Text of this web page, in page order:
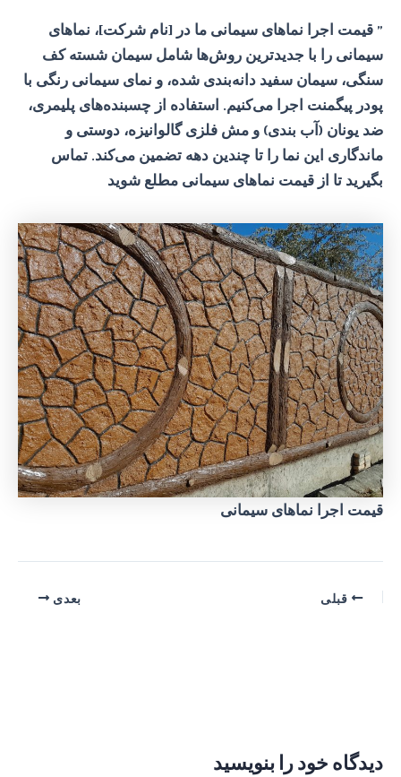
” قیمت اجرا نماهایسیمانی ما در [نام شرکت]، نماهای
سیمانی را با جدیدترین روش‌ها شامل سیمان شسته کف
سنگی، سیمان سفید دانه‌بندی شده، و نمای سیمانی رنگی با
پودر پیگمنت اجرا می‌کنیم. استفاده از چسبنده‌های پلیمری،
ضد یونان (آب بندی) و مش فلزی گالوانیزه، دوستی و
ماندگاری این نما را تا چندین دهه تضمین می‌کند. تماس
بگیرید تا از قیمت نماهای سیمانی مطلع شوید
قیمت اجرا نماهای سیمانی
پیمایشقبلی بعدی
دیدگاه‌ خود را بنویسید